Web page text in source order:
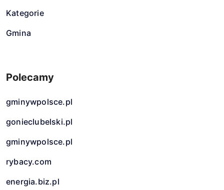
Kategorie
Gmina
Polecamy
gminywpolsce.pl
gonieclubelski.pl
gminywpolsce.pl
rybacy.com
energia.biz.pl